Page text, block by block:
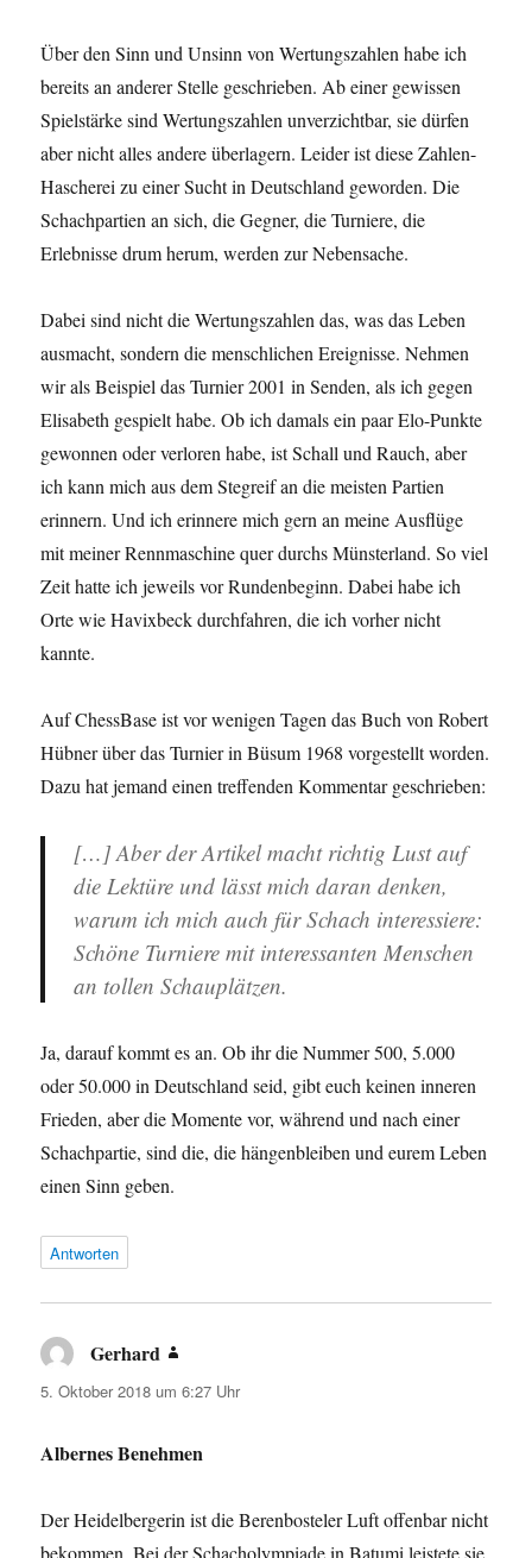
Über den Sinn und Unsinn von Wertungszahlen habe ich
bereits an anderer Stelle geschrieben. Ab einer gewissen
Spielstärke sind Wertungszahlen unverzichtbar, sie dürfen
aber nicht alles andere überlagern. Leider ist diese Zahlen-
Hascherei zu einer Sucht in Deutschland geworden. Die
Schachpartien an sich, die Gegner, die Turniere, die
Erlebnisse drum herum, werden zur Nebensache.
Dabei sind nicht die Wertungszahlen das, was das Leben
ausmacht, sondern die menschlichen Ereignisse. Nehmen
wir als Beispiel das Turnier 2001 in Senden, als ich gegen
Elisabeth gespielt habe. Ob ich damals ein paar Elo-Punkte
gewonnen oder verloren habe, ist Schall und Rauch, aber
ich kann mich aus dem Stegreif an die meisten Partien
erinnern. Und ich erinnere mich gern an meine Ausflüge
mit meiner Rennmaschine quer durchs Münsterland. So viel
Zeit hatte ich jeweils vor Rundenbeginn. Dabei habe ich
Orte wie Havixbeck durchfahren, die ich vorher nicht
kannte.
Auf ChessBase ist vor wenigen Tagen das Buch von Robert
Hübner über das Turnier in Büsum 1968 vorgestellt worden.
Dazu hat jemand einen treffenden Kommentar geschrieben:
[…] Aber der Artikel macht richtig Lust auf
die Lektüre und lässt mich daran denken,
warum ich mich auch für Schach interessiere:
Schöne Turniere mit interessanten Menschen
an tollen Schauplätzen.
Ja, darauf kommt es an. Ob ihr die Nummer 500, 5.000
oder 50.000 in Deutschland seid, gibt euch keinen inneren
Frieden, aber die Momente vor, während und nach einer
Schachpartie, sind die, die hängenbleiben und eurem Leben
einen Sinn geben.
Antworten
Gerhard
5. Oktober 2018 um 6:27 Uhr
Albernes Benehmen
Der Heidelbergerin ist die Berenbosteler Luft offenbar nicht
bekommen. Bei der Schacholympiade in Batumi leistete sie